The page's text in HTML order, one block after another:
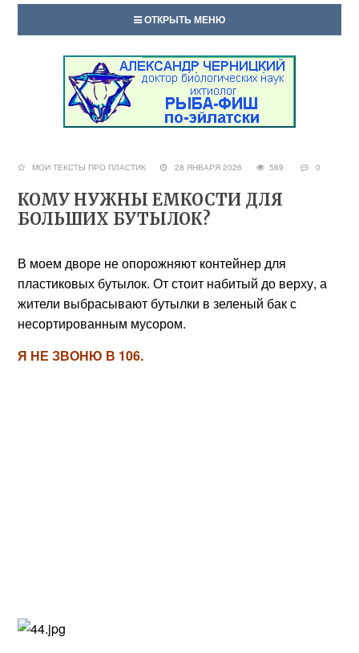
ОТКРЫТЬ МЕНЮ
МОИ ТЕКСТЫ ПРО ПЛАСТИК 28 ЯНВАРЯ 2026 569 0
КОМУ НУЖНЫ ЕМКОСТИ ДЛЯ
БОЛЬШИХ БУТЫЛОК?
В моем дворе не опорожняют контейнер для
пластиковых бутылок. От стоит набитый до верху, а
жители выбрасывают бутылки в зеленый бак с
несортированным мусором.
Я НЕ ЗВОНЮ В 106.